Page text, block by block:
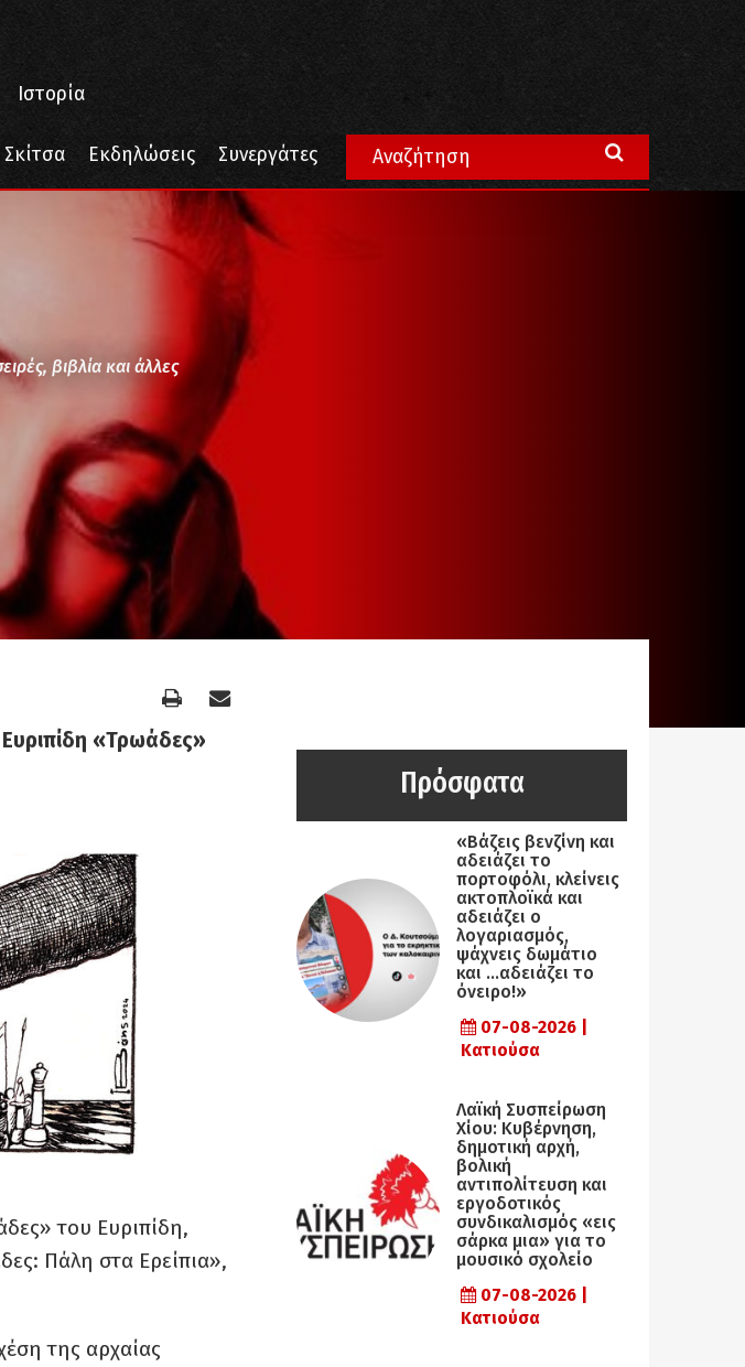
Ιστορία
Σκίτσα Εκδηλώσεις Συνεργάτες
βιβλία και άλλες
«Τρωάδες»
του Ευριπίδη,
Πάλη στα Ερείπια»,
της αρχαίας
Πρόσφατα
«Βάζεις βενζίνη και
αδειάζει το
πορτοφόλι, κλείνεις
ακτοπλοϊκά και
αδειάζει ο
λογαριασμός,
ψάχνεις δωμάτιο
και …αδειάζει το
όνειρο!»
07-08-2026 |
Κατιούσα
Λαϊκή Συσπείρωση
Χίου: Κυβέρνηση,
δημοτική αρχή,
βολική
αντιπολίτευση και
εργοδοτικός
συνδικαλισμός «εις
σάρκα μια» για το
μουσικό σχολείο
07-08-2026 |
Κατιούσα